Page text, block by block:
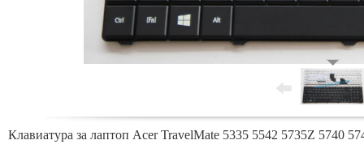
Клавиатура за лаптоп Acer TravelMate 5335 5542 5735Z 5740